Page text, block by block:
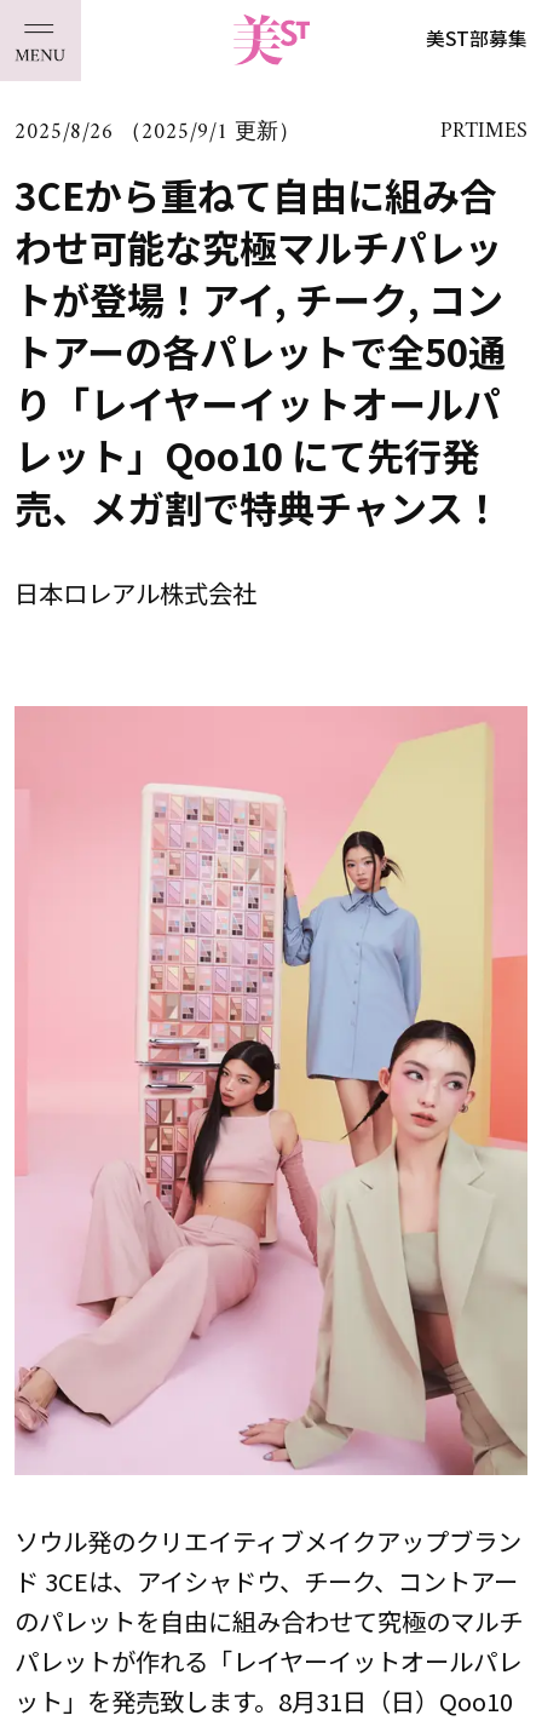
美ST部募集
2025/8/26 （2025/9/1 更新） PRTIMES
3CEから重ねて自由に組み合
わせ可能な究極マルチパレッ
トが登場！アイ, チーク, コン
トアーの各パレットで全50通
り「レイヤーイットオールパ
レット」Qoo10 にて先行発
売、メガ割で特典チャンス！
日本ロレアル株式会社
ソウル発のクリエイティブメイクアップブラン
ド 3CEは、アイシャドウ、チーク、コントアー
のパレットを自由に組み合わせて究極のマルチ
パレットが作れる「レイヤーイットオールパレ
ット」を発売致します。8月31日（日）Qoo10